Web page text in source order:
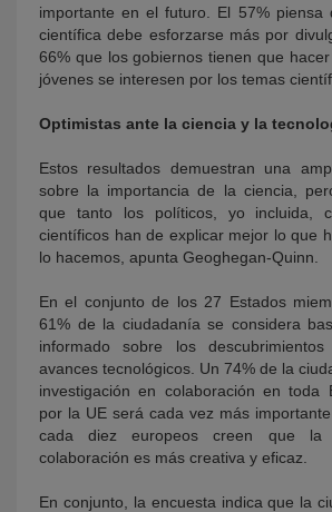
importante en el futuro. El 57% piensa
científica debe esforzarse más por
66% que los gobiernos tienen que
jóvenes se interesen por los temas
Optimistas ante la ciencia y la
Estos resultados demuestran una
sobre la importancia de la ciencia,
que tanto los políticos, yo incluida,
científicos han de explicar mejor lo que
lo hacemos, apunta Geoghegan-Quinn.
En el conjunto de los 27 Estados
61% de la ciudadanía se considera
informado sobre los
avances tecnológicos. Un 74% de la
investigación en colaboración en toda
por la UE será cada vez más
cada diez europeos creen que la
colaboración es más creativa y eficaz.
En conjunto, la encuesta indica que la